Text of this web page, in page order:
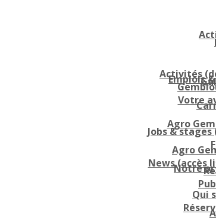
Activités
Votre
Emplois
Jobs &
Agro
Agro
News (accès
Notre
Qui